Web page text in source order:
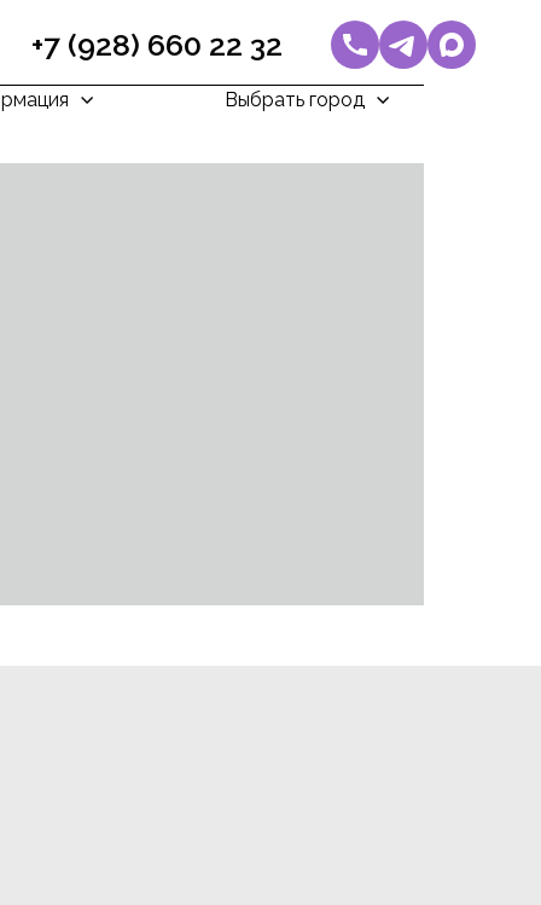
+7 (928) 660 22 32
Выбрать город